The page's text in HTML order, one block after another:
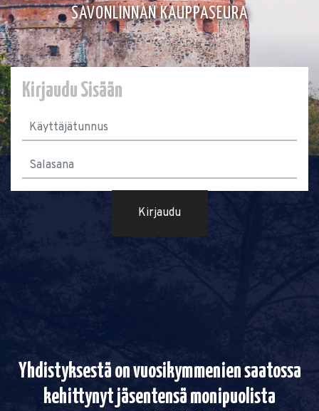
SAVONLINNAN KAUPPASEURA
Kirjaudu Sisään
Kirjaudu
Yhdistyksestä on vuosikymmenien saatossa
kehittynyt jäsentensä monipuolista